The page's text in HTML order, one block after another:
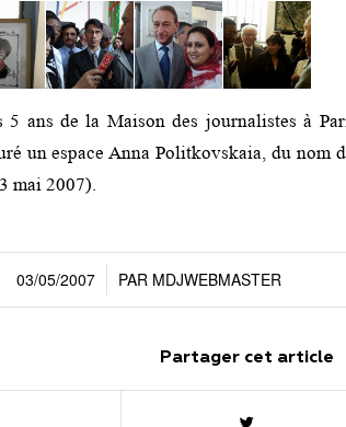
5 ans de la Maison des journalistes à
un espace Anna Politkovskaia, du nom
mai 2007).
03/05/2007
/ PAR MDJWEBMASTER
Partager cet article